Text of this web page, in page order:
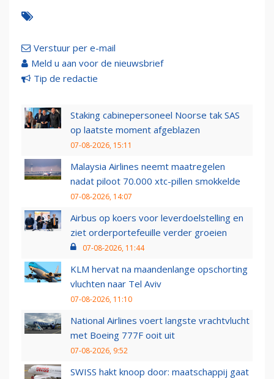
Verstuur per e-mail
Meld u aan voor de nieuwsbrief
Tip de redactie
Staking cabinepersoneel Noorse tak SAS
op laatste moment afgeblazen
07-08-2026, 15:11
Malaysia Airlines neemt maatregelen
nadat piloot 70.000 xtc-pillen smokkelde
07-08-2026, 14:07
Airbus op koers voor leverdoelstelling en
ziet orderportefeuille verder groeien
07-08-2026, 11:44
KLM hervat na maandenlange opschorting
vluchten naar Tel Aviv
07-08-2026, 11:10
National Airlines voert langste vrachtvlucht
met Boeing 777F ooit uit
07-08-2026, 9:52
SWISS hakt knoop door: maatschappij gaat